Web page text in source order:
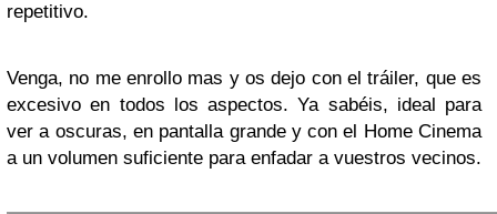
repetitivo.
Venga, no me enrollo mas y os dejo con el tráiler, que es
excesivo en todos los aspectos. Ya sabéis, ideal para
ver a oscuras, en pantalla grande y con el Home Cinema
a un volumen suficiente para enfadar a vuestros vecinos.